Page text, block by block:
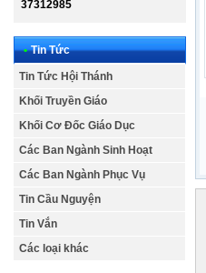
37312985
• Tin Tức
Tin Tức Hội Thánh
Khối Truyền Giáo
Khối Cơ Đốc Giáo Dục
Các Ban Ngành Sinh Hoạt
Các Ban Ngành Phục Vụ
Tin Cầu Nguyện
Tin Vắn
Các loại khác